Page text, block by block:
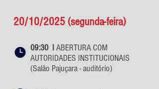
20/10/2025 (segunda-feira)
09:30 I ABERTURA COM
AUTORIDADES INSTITUCIONAIS
(Salão Pajuçara - auditório)